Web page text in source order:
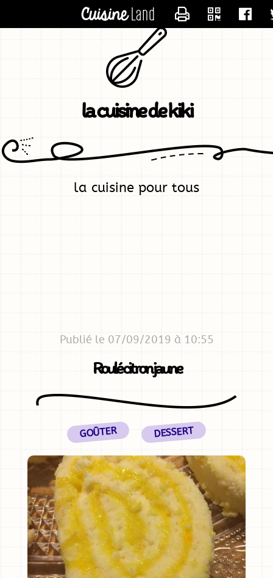
la cuisine de kiki
la cuisine pour tous
Publié le 07/09/2019 à 10:55
Roulé citron jaune
GOÛTER DESSERT
CONTACTER